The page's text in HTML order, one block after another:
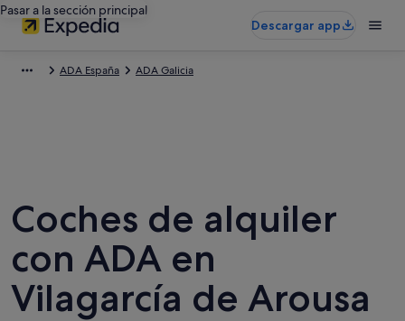
Pasar a la sección principal
Descargar app
ADA España ADA Galicia
Coches de alquiler
con ADA en
Vilagarcía de Arousa